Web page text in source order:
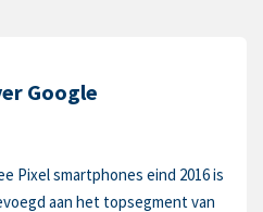
Google
Pixel smartphones eind 2016 is
aan het topsegment van